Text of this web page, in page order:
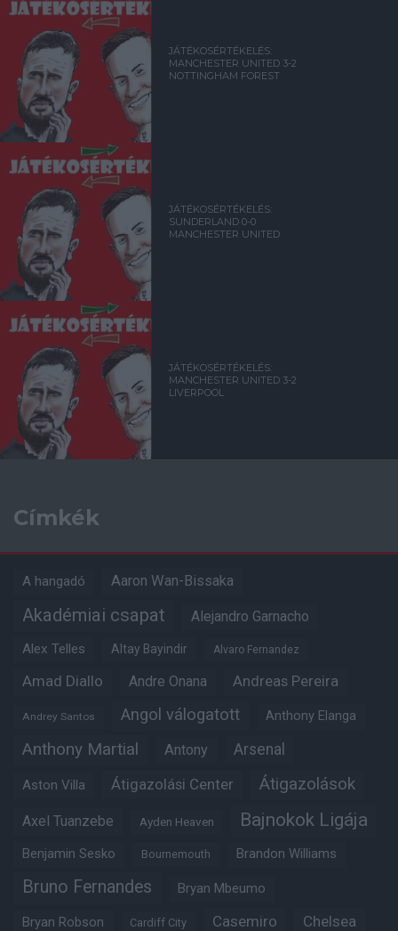
JÁTÉKOSÉRTÉKELÉS:
MANCHESTER UNITED 3-2
NOTTINGHAM FOREST
JÁTÉKOSÉRTÉKELÉS:
SUNDERLAND 0-0
MANCHESTER UNITED
JÁTÉKOSÉRTÉKELÉS:
MANCHESTER UNITED 3-2
LIVERPOOL
Címkék
A hangadó Aaron Wan-Bissaka
Akadémiai csapat Alejandro Garnacho
Alex Telles Altay Bayindir Alvaro Fernandez
Amad Diallo Andre Onana Andreas Pereira
Andrey Santos Angol válogatott Anthony Elanga
Anthony Martial Antony Arsenal
Aston Villa Átigazolási Center Átigazolások
Axel Tuanzebe Ayden Heaven Bajnokok Ligája
Benjamin Sesko Bournemouth Brandon Williams
Bruno Fernandes Bryan Mbeumo
Bryan Robson Cardiff City Casemiro Chelsea